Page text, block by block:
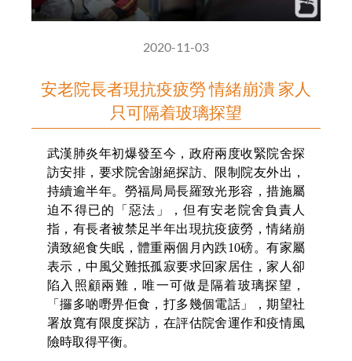
2020-11-03
安老院長者現抗疫疲勞 情緒崩潰 家人
只可隔着玻璃探望
武漢肺炎年初爆發至今，政府兩度收緊院舍探
訪安排，要求院舍謝絕探訪、限制院友外出，
持續逾半年。勞福局局長羅致光形容，措施屬
迫不得已的「惡法」，但有安老院舍負責人
指，有長者被禁足半年出現抗疫疲勞，情緒崩
潰致絕食失眠，體重兩個月內跌10磅。有家屬
表示，中風父難抵孤寂要求回家居住，家人卻
陷入照顧兩難，唯一可做是隔着玻璃探望，
「攞多啲嘢畀佢食，打多幾個電話」，期望社
署放寬有限度探訪，在評估院舍運作和疫情風
險時取得平衡。